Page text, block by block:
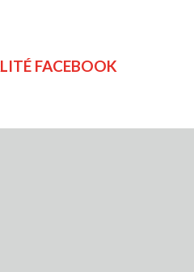
FACEBOOK